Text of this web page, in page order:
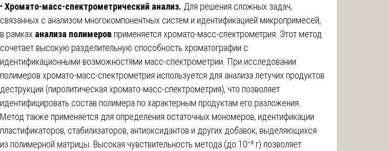
• Хромато-масс-спектрометрический анализ. Для решения сложных задач,
связанных с анализом многокомпонентных систем и идентификацией микропримесей,
в рамках анализа полимеров применяется хромато-масс-спектрометрия. Этот метод
сочетает высокую разделительную способность хроматографии с
идентификационными возможностями масс-спектрометрии. При исследовании
полимеров хромато-масс-спектрометрия используется для анализа летучих продуктов
деструкции (пиролитическая хромато-масс-спектрометрия), что позволяет
идентифицировать состав полимера по характерным продуктам его разложения.
Метод также применяется для определения остаточных мономеров, идентификации
пластификаторов, стабилизаторов, антиоксидантов и других добавок, выделяющихся
из полимерной матрицы. Высокая чувствительность метода (до 10⁻⁹ г) позволяет